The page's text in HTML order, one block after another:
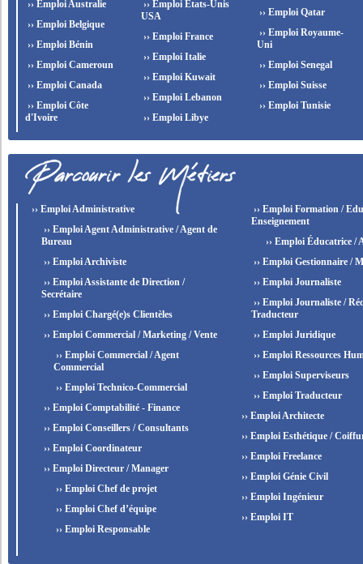
›› Emploi Australie
›› Emploi Belgique
›› Emploi Bénin
›› Emploi Cameroun
›› Emploi Canada
›› Emploi Côte
d'Ivoire
›› Emploi États-Unis
USA
›› Emploi France
›› Emploi Italie
›› Emploi Kuwait
›› Emploi Lebanon
›› Emploi Libye
›› Emploi Qatar
›› Emploi Royaume-
Uni
›› Emploi Senegal
›› Emploi Suisse
›› Emploi Tunisie
›› Emploi Administrative
›› Emploi Agent Administrative / Agent de
Bureau
›› Emploi Archiviste
›› Emploi Assistante de Direction /
Secrétaire
›› Emploi Chargé(e)s Clientèles
›› Emploi Commercial / Marketing / Vente
›› Emploi Commercial / Agent
Commercial
›› Emploi Technico-Commercial
›› Emploi Comptabilité - Finance
›› Emploi Conseillers / Consultants
›› Emploi Coordinateur
›› Emploi Directeur / Manager
›› Emploi Chef de projet
›› Emploi Chef d’équipe
›› Emploi Responsable
›› Emploi Formation /
Enseignement
›› Emploi Éducatrice /
›› Emploi Gestionnaire /
›› Emploi Journaliste
›› Emploi Journaliste /
Traducteur
›› Emploi Juridique
›› Emploi Ressources
›› Emploi Superviseurs
›› Emploi Traducteur
›› Emploi Architecte
›› Emploi Esthétique /
›› Emploi Freelance
›› Emploi Génie Civil
›› Emploi Ingénieur
›› Emploi IT